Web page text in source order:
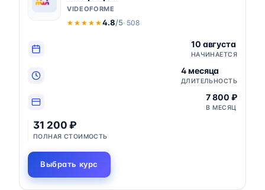
VIDEOFORME
★★★★★
★★★★★4.8/5· 508
10 августа
НАЧИНАЕТСЯ
4 месяца
ДЛИТЕЛЬНОСТЬ
7 800 ₽
В МЕСЯЦ
31 200 ₽
ПОЛНАЯ СТОИМОСТЬ
Выбрать курс